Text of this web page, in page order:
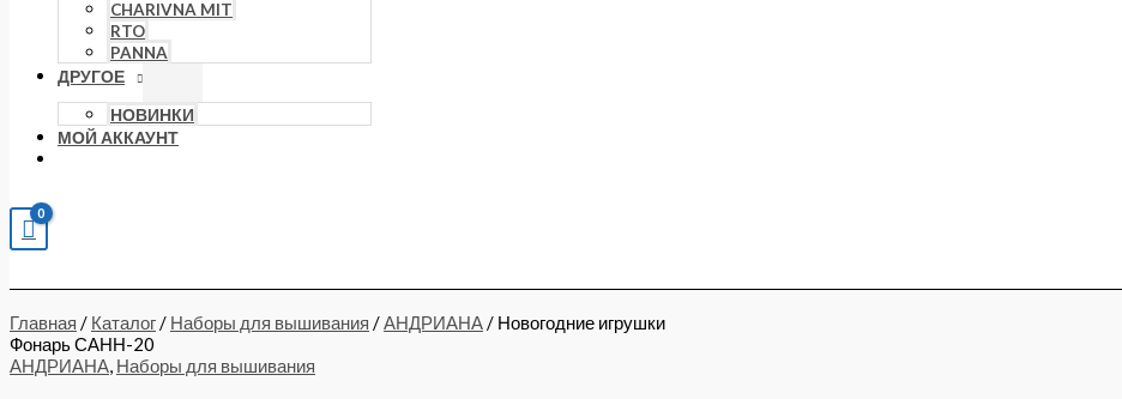
CHARIVNA MIT
RTO
PANNA
ДРУГОЕ
НОВИНКИ
МОЙ АККАУНТ
Главная / Каталог/ Наборы для вышивания /АНДРИАНА/ Новогодние игрушки
Фонарь САНН-20
АНДРИАНА, Наборы для вышивания